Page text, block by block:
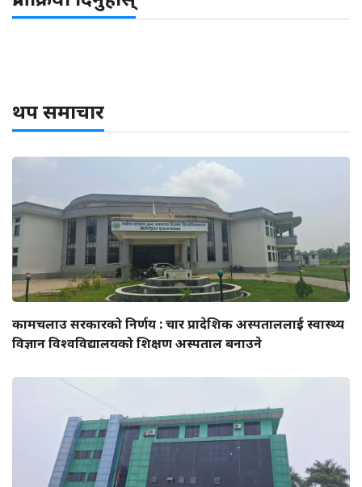
थप समाचार
कामचलाउ सरकारको निर्णय : चार प्रादेशिक अस्पताललाई स्वास्थ्य
विज्ञान विश्वविद्यालयको शिक्षण अस्पताल बनाउने